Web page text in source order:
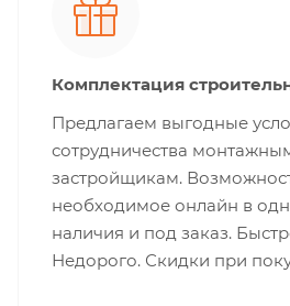
Комплектация
Предлагаем выгодные
сотрудничества
застройщикам.
необходимое онлайн в
наличия и под заказ.
Недорого. Скидки при